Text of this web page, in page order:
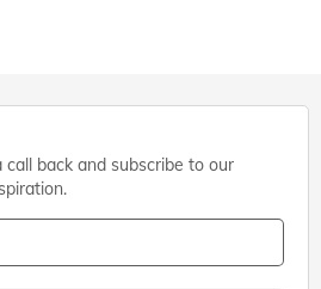
back and subscribe to our